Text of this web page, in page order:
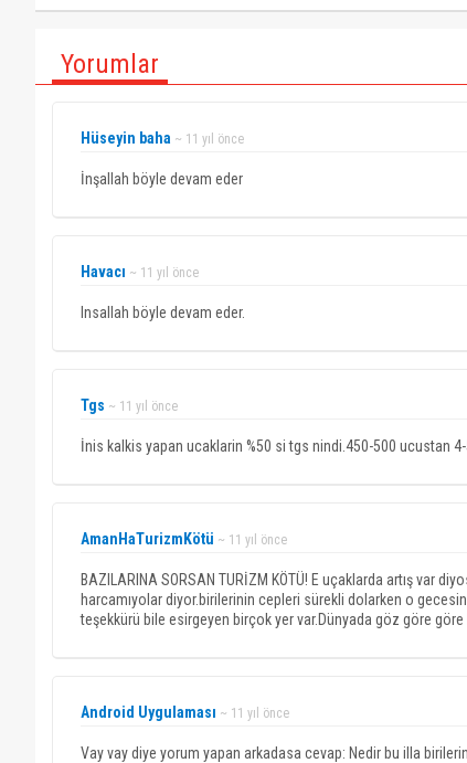
Yorumlar
Hüseyin baha ~ 11 yıl önce
İnşallah böyle devam eder
Havacı ~ 11 yıl önce
Insallah böyle devam eder.
Tgs ~ 11 yıl önce
İnis kalkis yapan ucaklarin %50 si tgs nindi.450-500 ucustan
AmanHaTurizmKötü ~ 11 yıl önce
BAZILARINA SORSAN TURİZM KÖTÜ! E uçaklarda artış var
harcamıyolar diyor.birilerinin cepleri sürekli dolarken o
teşekkürü bile esirgeyen birçok yer var.Dünyada göz göre
Android Uygulaması ~ 11 yıl önce
Vay vay diye yorum yapan arkadasa cevap: Nedir bu illa